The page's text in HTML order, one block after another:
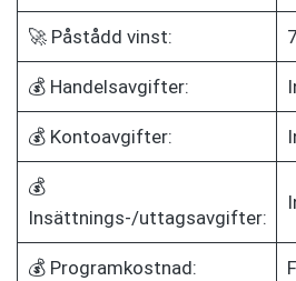
🚀 Påstådd vinst:
💰 Handelsavgifter:
💰 Kontoavgifter:
💰
Insättnings-/uttagsavgifter:
💰 Programkostnad: